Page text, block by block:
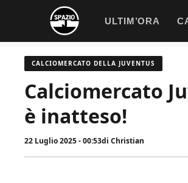
contenuto
ULTIM’ORA
CALCIOMERCATO DELLA JUVENTUS
Calciomercato
è inatteso!
22 Luglio 2025 - 00:53di Christian